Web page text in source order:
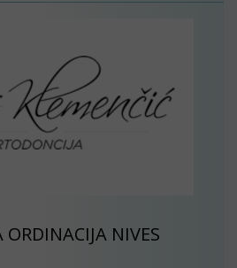
ORDINACIJA NIVES